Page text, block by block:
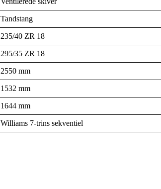
Tandstang
235/40 ZR 18
295/35 ZR 18
2550 mm
1532 mm
1644 mm
Williams 7-trins sekventiel